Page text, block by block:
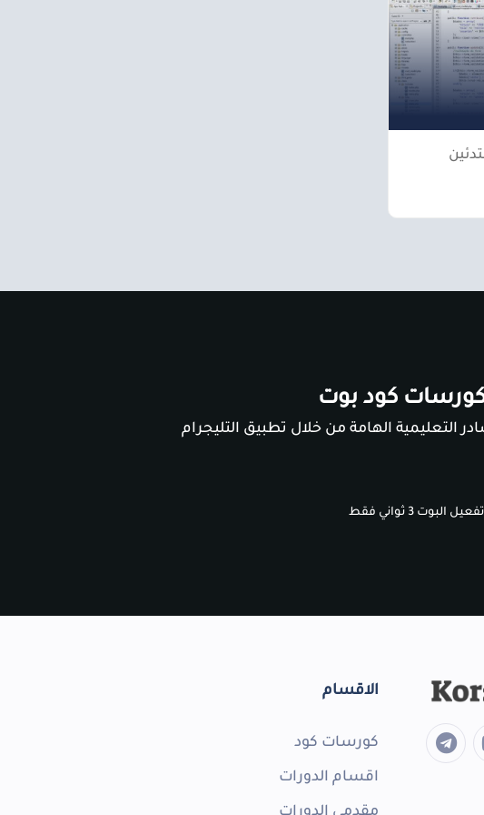
كود بوت
التعليمية الهامة من خلال تطبيق التليجرام
3 ثواني فقط
الاقسام
كورسات كود
اقسام الدورات